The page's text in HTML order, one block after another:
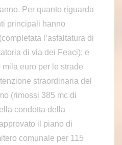
Per quanto riguarda
principali hanno
l’asfaltatura di
di via dei Feaci); e
euro per le strade
straordinaria del
(rimossi 385 mc di
condotta della
il piano di
comunale per 115